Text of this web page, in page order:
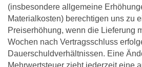
(insbesondere allgemeine
Materialkosten) berechtigen uns zu
Preiserhöhung, wenn die Lieferung
Wochen nach Vertragsschluss
Dauerschuldverhältnissen. Eine
Mehrwertsteuer zieht jederzeit eine